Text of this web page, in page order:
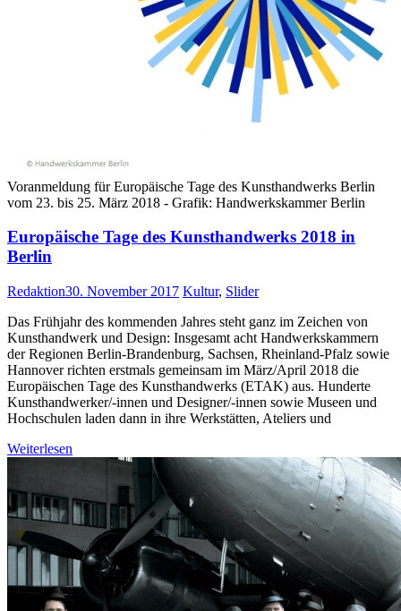
Voranmeldung für Europäische Tage des Kunsthandwerks Berlin
vom 23. bis 25. März 2018 - Grafik: Handwerkskammer Berlin
Europäische Tage des Kunsthandwerks 2018 in
Berlin
Redaktion30. November 2017 Kultur, Slider
Das Frühjahr des kommenden Jahres steht ganz im Zeichen von
Kunsthandwerk und Design: Insgesamt acht Handwerkskammern
der Regionen Berlin-Brandenburg, Sachsen, Rheinland-Pfalz sowie
Hannover richten erstmals gemeinsam im März/April 2018 die
Europäischen Tage des Kunsthandwerks (ETAK) aus. Hunderte
Kunsthandwerker/-innen und Designer/-innen sowie Museen und
Hochschulen laden dann in ihre Werkstätten, Ateliers und
Weiterlesen